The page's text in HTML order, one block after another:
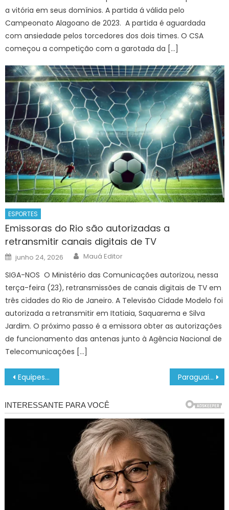
a vitória em seus domínios. A partida á válida pelo
Campeonato Alagoano de 2023. A partida é aguardada
com ansiedade pelos torcedores dos dois times. O CSA
começou a competição com a garotada da […]
ESPORTES
Emissoras do Rio são autorizadas a
retransmitir canais digitais de TV
Posted
on
junho 24, 2026 Author
Mauá Editor
SIGA-NOS O Ministério das Comunicações autorizou, nessa
terça-feira (23), retransmissões de canais digitais de TV em
três cidades do Rio de Janeiro. A Televisão Cidade Modelo foi
autorizada a retransmitir em Itatiaia, Saquarema e Silva
Jardim. O próximo passo é a emissora obter as autorizações
de funcionamento das antenas junto à Agência Nacional de
Telecomunicações […]
Navegação
de
Post
Equipes do “HumanizAção” atuam em diferentes locais da cidade e acolhem 37 pessoas em situação de rua neste sábado (22) – Agência de Notícias Paraguai x Chile: ONDE ASSISTIR AO VIVO, PALPITES, ESCALAÇÕES – SUL-AMERICANO SUB-17